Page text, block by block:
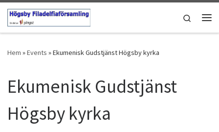
Hoppa till innehåll
Search
Hem »Events »Ekumenisk Gudstjänst Högsby kyrka
Ekumenisk Gudstjänst
Högsby kyrka